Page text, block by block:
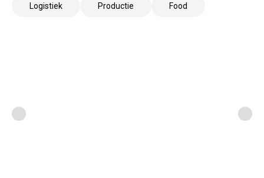
Logistiek Productie Food